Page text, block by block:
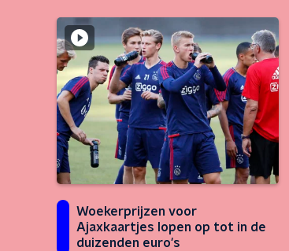
Woekerprijzen voor
Ajaxkaartjes lopen op tot in de
duizenden euro's